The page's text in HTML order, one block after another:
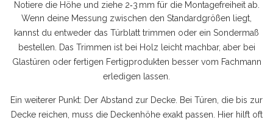
Notiere die Höhe und ziehe 2‑3 mm für die Montagefreiheit ab.
Wenn deine Messung zwischen den Standardgrößen liegt,
kannst du entweder das Türblatt trimmen oder ein Sondermaß
bestellen. Das Trimmen ist bei Holz leicht machbar, aber bei
Glastüren oder fertigen Fertigprodukten besser vom Fachmann
erledigen lassen.
Ein weiterer Punkt: Der Abstand zur Decke. Bei Türen, die bis zur
Decke reichen, muss die Deckenhöhe exakt passen. Hier hilft oft